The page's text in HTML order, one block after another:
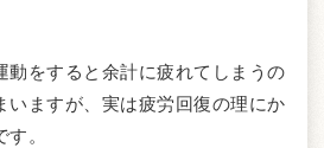
動をすると余計に疲れてしまうの
いますが、実は疲労回復の理にか
。